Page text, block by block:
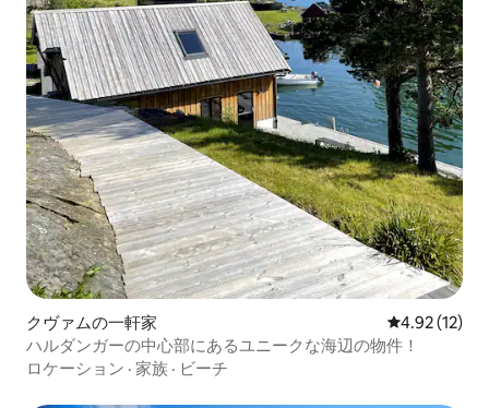
クヴァムの一軒家 レビュー12
4.92 (12)
ハルダンガーの中心部にあるユニークな海辺の物件！
ロケーション · 家族 · ビーチ